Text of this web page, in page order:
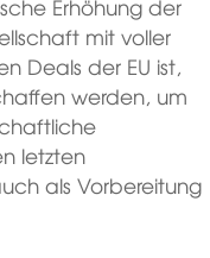
Erhöhung der
mit voller
Deals der EU ist,
werden, um
letzten
als Vorbereitung